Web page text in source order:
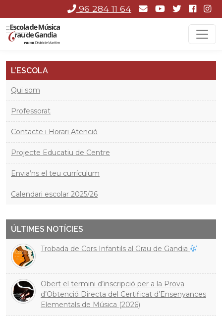
96 284 11 64
L’ESCOLA
Qui som
Professorat
Contacte i Horari Atenció
Projecte Educatiu de Centre
Envia’ns el teu currículum
Calendari escolar 2025/26
ÚLTIMES NOTÍCIES
Trobada de Cors Infantils al Grau de Gandia
Obert el termini d’inscripció per a la Prova
d’Obtenció Directa del Certificat d’Ensenyances
Elementals de Música (2026)